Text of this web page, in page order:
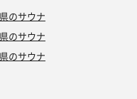
のサウナ
のサウナ
のサウナ